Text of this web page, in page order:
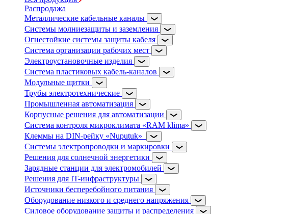
Распродажа
Металлические кабельные каналы
Системы молниезащиты и заземления
Огнестойкие системы защиты кабеля
Система организации рабочих мест
Электроустановочные изделия
Система пластиковых кабель-каналов
Модульные щитки
Трубы электротехнические
Промышленная автоматизация
Корпусные решения для автоматизации
Система контроля микроклимата «RAM klima»
Клеммы на DIN-рейку «Nuputuk»
Системы электропроводки и маркировки
Решения для солнечной энергетики
Зарядные станции для электромобилей
Решения для IT-инфраструктуры
Источники бесперебойного питания
Оборудование низкого и среднего напряжения
Силовое оборудование защиты и распределения